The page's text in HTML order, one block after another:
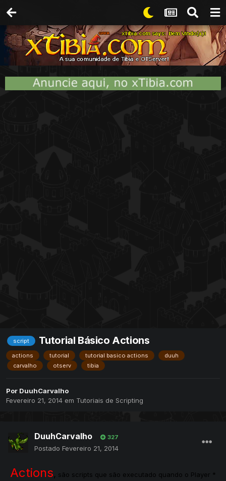
script Tutorial Básico Actions
actions tutorial tutorial basico actions
duuh
carvalho
otserv tibia
Por DuuhCarvalho
Fevereiro 21, 2014 em Tutoriais de Scripting
DuuhCarvalho 327
Postado Fevereiro 21, 2014
Actions, são scripts que são executado quando o Player *